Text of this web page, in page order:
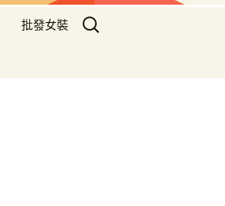
批發女裝
搜
尋